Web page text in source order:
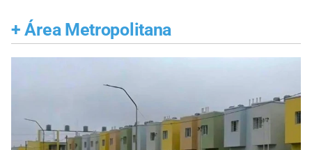
+ Área Metropolitana